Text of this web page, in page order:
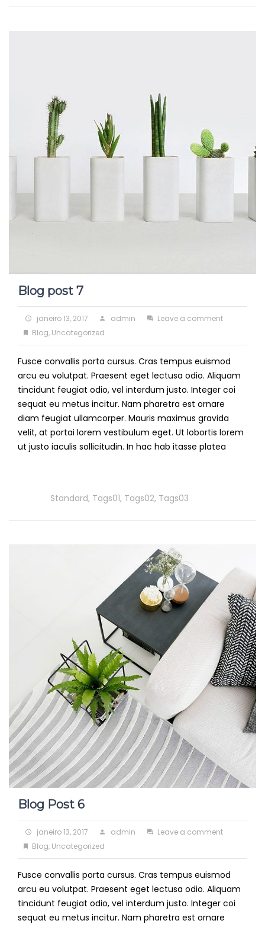
Blog post 7
Posted
on
janeiro 13, 2017 Author
admin Leave a commenton
post
7
Categories
Blog, Uncategorized
Fusce convallis porta cursus. Cras tempus euismod
arcu eu volutpat. Praesent eget lectusa odio. Aliquam
tincidunt feugiat odio, vel interdum justo. Integer coi
sequat eu metus incitur. Nam pharetra est ornare
diam feugiat ullamcorper. Mauris maximus gravida
velit, at portai lorem vestibulum eget. Ut lobortis lorem
ut justo iaculis sollicitudin. In hac hab itasse platea
Standard, Tags01, Tags02, Tags03
Blog Post 6
Posted
on
janeiro 13, 2017 Author
admin Leave a commenton
Post
6
Categories
Blog, Uncategorized
Fusce convallis porta cursus. Cras tempus euismod
arcu eu volutpat. Praesent eget lectusa odio. Aliquam
tincidunt feugiat odio, vel interdum justo. Integer coi
sequat eu metus incitur. Nam pharetra est ornare